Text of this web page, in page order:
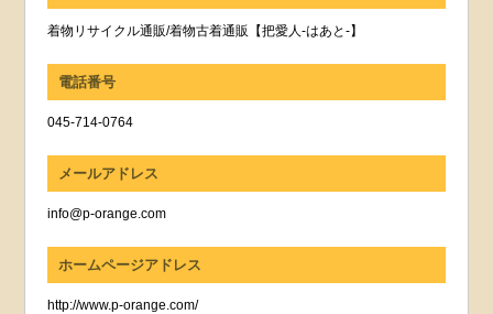
着物リサイクル通販/着物古着通販【把愛人-はあと-】
電話番号
045-714-0764
メールアドレス
info@p-orange.com
ホームページアドレス
http://www.p-orange.com/